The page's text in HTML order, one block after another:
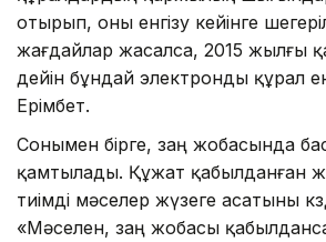
отырып, оны енгізу кейінге
жағдайлар жасалса, 2015 жылғы
дейін бұндай электронды құрал
Ерімбет.
Сонымен бірге, заң жобасында
қамтылады. Құжат қабылданған
тиімді мәселер жүзеге асатыны
«Мәселен, заң жобасы